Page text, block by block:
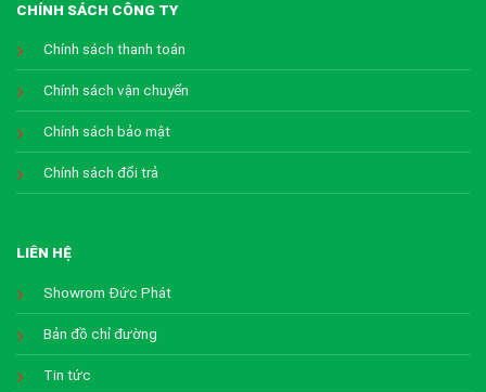
CHÍNH SÁCH CÔNG TY
Chính sách thanh toán
Chính sách vận chuyển
Chính sách bảo mật
Chính sách đổi trả
LIÊN HỆ
Showrom Đức Phát
Bản đồ chỉ đường
Tin tức